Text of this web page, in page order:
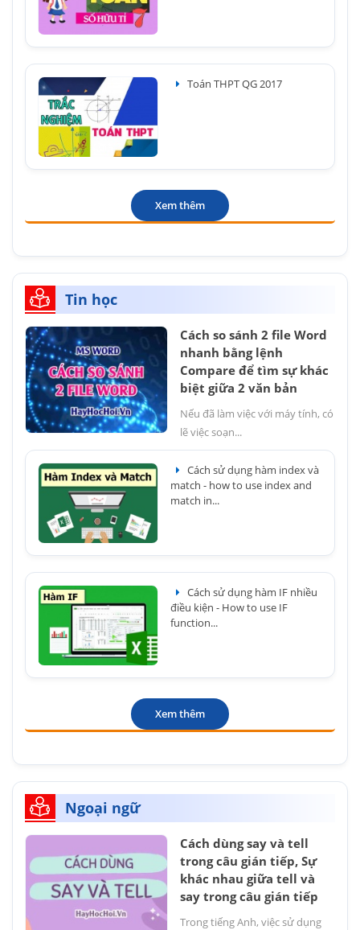
Toán THPT QG 2017
Xem thêm
Tin học
Cách so sánh 2 file Word
nhanh bằng lệnh
Compare để tìm sự khác
biệt giữa 2 văn bản
Nếu đã làm việc với máy tính, có
lẽ việc soạn...
Cách sử dụng hàm index và
match - how to use index and
match in...
Cách sử dụng hàm IF nhiều
điều kiện - How to use IF
function...
Xem thêm
Ngoại ngữ
Cách dùng say và tell
trong câu gián tiếp, Sự
khác nhau giữa tell và
say trong câu gián tiếp
Trong tiếng Anh, việc sử dụng